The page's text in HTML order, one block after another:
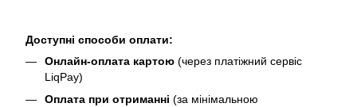
Доступні способи оплати:
Онлайн-оплата картою (через платіжний сервіс
LiqPay)
Оплата при отриманні (за мінімальною